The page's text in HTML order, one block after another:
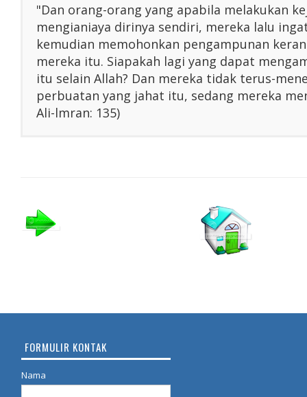
"Dan orang-orang yang apabila melakukan
mengianiaya dirinya sendiri, mereka lalu
kemudian memohonkan pengampunan
mereka itu. Siapakah lagi yang dapat
itu selain Allah? Dan mereka tidak terus-
perbuatan yang jahat itu, sedang mereka
Ali-lmran: 135)
FORMULIR KONTAK
Nama